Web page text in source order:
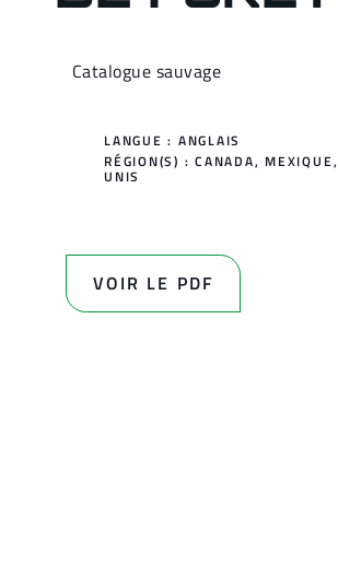
Catalogue sauvage
LANGUE : ANGLAIS
RÉGION(S) :CANADA, MEXIQUE,
UNIS
VOIR LE PDF